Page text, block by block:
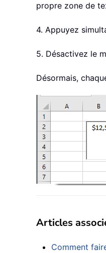
propre zone de
4. Appuyez
5. Désactivez le
Désormais,
Articles
Comment